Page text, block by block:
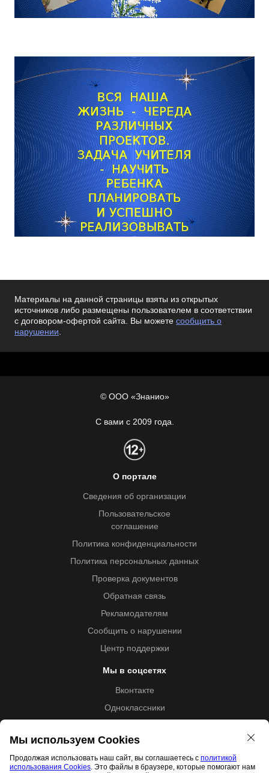
Материалы на данной страницы взяты из открытых
источников либо размещены пользователем в соответствии
с договором-офертой сайта. Вы можете сообщить о
нарушении.
© ООО «Знанио»
С вами с 2009 года.
О портале
Сведения об организации
Пользовательское
соглашение
Политика конфиденциальности
Политика персональных данных
Проверка документов
Обратная связь
Рекламодателям
Сообщить о нарушении
Центр поддержки
Мы в соцсетях
Вконтакте
Одноклассники
Мы используем Cookies
Продолжая использовать наш сайт, вы соглашаетесь с политикой
использования Cookies. Это файлы в браузере, которые помогают нам